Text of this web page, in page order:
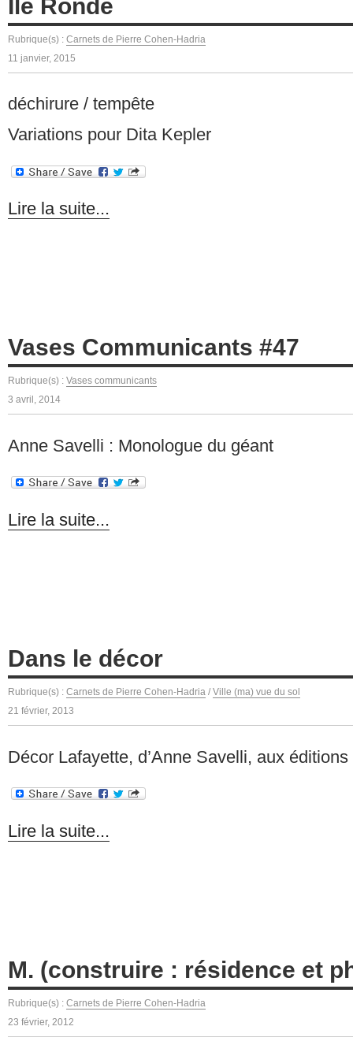
Île Ronde
Rubrique(s) : Carnets de Pierre Cohen-Hadria
11 janvier, 2015
déchirure / tempête
Variations pour Dita Kepler
Lire la suite...
Vases Communicants #47
Rubrique(s) : Vases communicants
3 avril, 2014
Anne Savelli : Monologue du géant
Lire la suite...
Dans le décor
Rubrique(s) : Carnets de Pierre Cohen-Hadria / Ville (ma) vue du sol
21 février, 2013
Décor Lafayette, d’Anne Savelli, aux
Lire la suite...
M. (construire : résidence et
Rubrique(s) : Carnets de Pierre Cohen-Hadria
23 février, 2012